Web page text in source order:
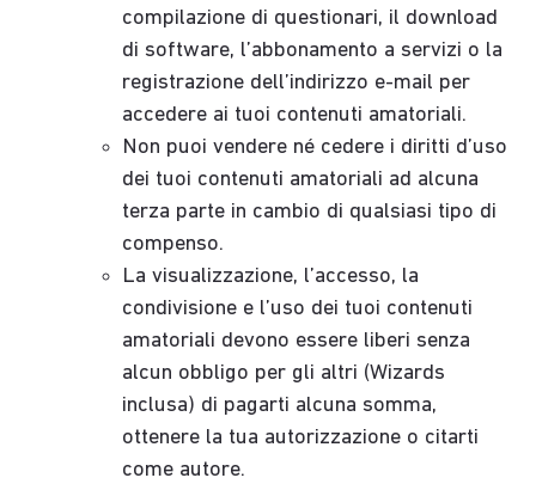
compilazione di questionari, il download
di software, l’abbonamento a servizi o la
registrazione dell’indirizzo e-mail per
accedere ai tuoi contenuti amatoriali.
Non puoi vendere né cedere i diritti d’uso
dei tuoi contenuti amatoriali ad alcuna
terza parte in cambio di qualsiasi tipo di
compenso.
La visualizzazione, l’accesso, la
condivisione e l’uso dei tuoi contenuti
amatoriali devono essere liberi senza
alcun obbligo per gli altri (Wizards
inclusa) di pagarti alcuna somma,
ottenere la tua autorizzazione o citarti
come autore.